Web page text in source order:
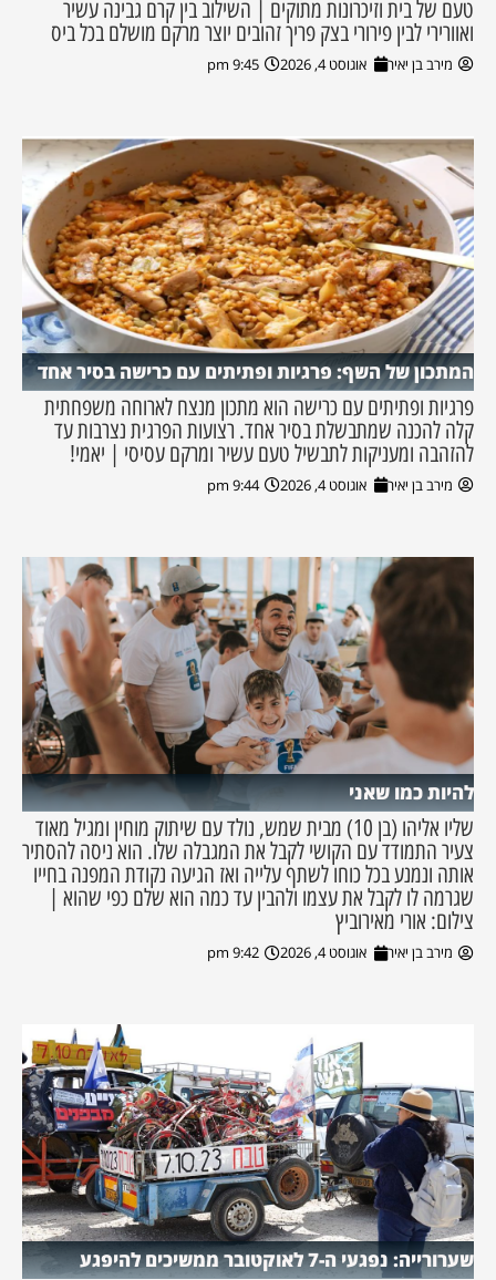
טעם של בית וזיכרונות מתוקים | השילוב בין קרם גבינה עשיר
ואוורירי לבין פירורי בצק פריך זהובים יוצר מרקם מושלם בכל ביס
מירב בן יאיר אוגוסט 4, 2026 9:45 pm
המתכון של השף: פרגיות ופתיתים עם כרישה בסיר אחד
פרגיות ופתיתים עם כרישה הוא מתכון מנצח לארוחה משפחתית
קלה להכנה שמתבשלת בסיר אחד. רצועות הפרגית נצרבות עד
להזהבה ומעניקות לתבשיל טעם עשיר ומרקם עסיסי | יאמי!
מירב בן יאיר אוגוסט 4, 2026 9:44 pm
להיות כמו שאני
שליו אליהו (בן 10) מבית שמש, נולד עם שיתוק מוחין ומגיל מאוד
צעיר התמודד עם הקושי לקבל את המגבלה שלו. הוא ניסה להסתיר
אותה ונמנע בכל כוחו לשתף עלייה ואז הגיעה נקודת המפנה בחייו
שגרמה לו לקבל את עצמו ולהבין עד כמה הוא שלם כפי שהוא |
צילום: אורי מאירוביץ
מירב בן יאיר אוגוסט 4, 2026 9:42 pm
שערורייה: נפגעי ה-7 לאוקטובר ממשיכים להיפגע